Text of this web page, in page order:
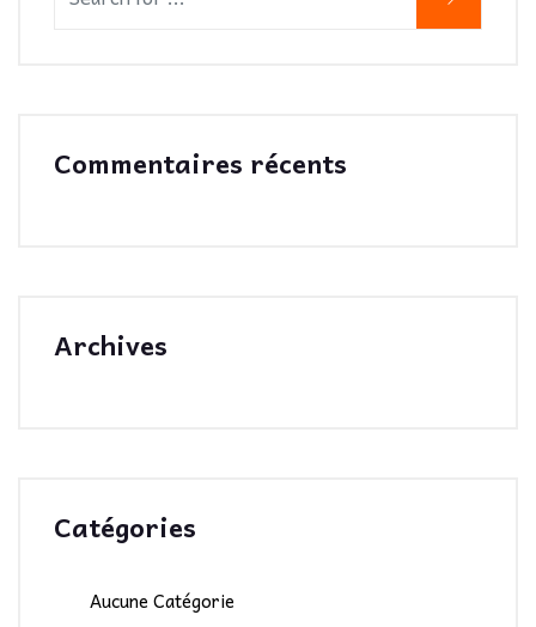
Commentaires récents
Archives
Catégories
Aucune Catégorie